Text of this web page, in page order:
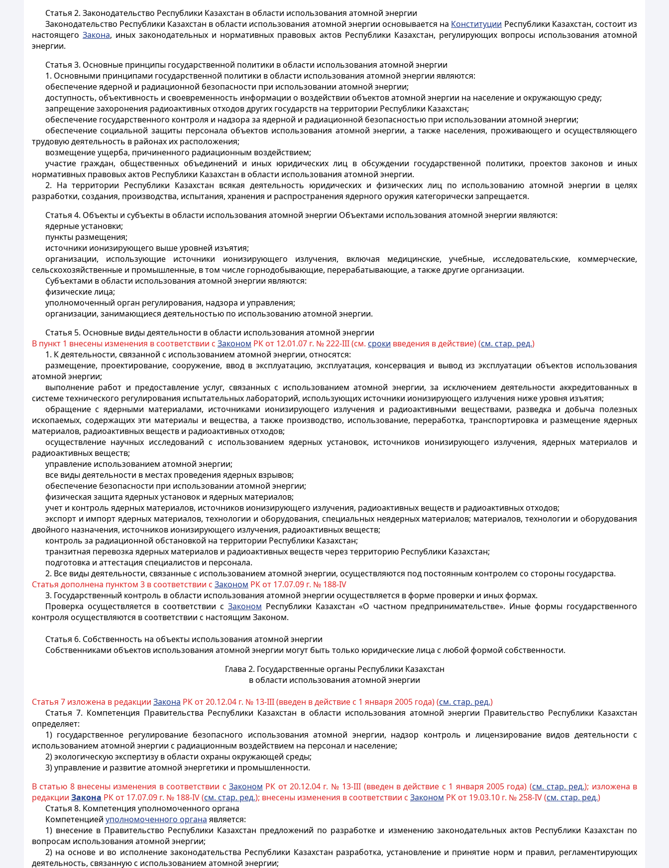
Статья 2. Законодательство Республики Казахстан в области использования атомной энергии
Законодательство Республики Казахстан в области использования атомной энергии основывается на Конституции Республики Казахстан, состоит из
настоящегоЗакона, иных законодательных и нормативных правовых актов Республики Казахстан, регулирующих вопросы использования атомной
энергии.
Статья 3. Основные принципы государственной политики в области использования атомной энергии
1. Основными принципами государственной политики в области использования атомной энергии являются:
обеспечение ядерной и радиационной безопасности при использовании атомной энергии;
доступность, объективность и своевременность информации о воздействии объектов атомной энергии на население и окружающую среду;
запрещение захоронения радиоактивных отходов других государств на территории Республики Казахстан;
обеспечение государственного контроля и надзора за ядерной и радиационной безопасностью при использовании атомной энергии;
обеспечение социальной защиты персонала объектов использования атомной энергии, а также населения, проживающего и осуществляющего
трудовую деятельность в районах их расположения;
возмещение ущерба, причиненного радиационным воздействием;
участие граждан, общественных объединений и иных юридических лиц в обсуждении государственной политики, проектов законов и иных
нормативных правовых актов Республики Казахстан в области использования атомной энергии.
2. На территории Республики Казахстан всякая деятельность юридических и физических лиц по использованию атомной энергии в целях
разработки, создания, производства, испытания, хранения и распространения ядерного оружия категорически запрещается.
Статья 4. Объекты и субъекты в области использования атомной энергии Объектами использования атомной энергии являются:
ядерные установки;
пункты размещения;
источники ионизирующего выше уровней изъятия;
организации, использующие источники ионизирующего излучения, включая медицинские, учебные, исследовательские, коммерческие,
сельскохозяйственные и промышленные, в том числе горнодобывающие, перерабатывающие, а также другие организации.
Субъектами в области использования атомной энергии являются:
физические лица;
уполномоченный орган регулирования, надзора и управления;
организации, занимающиеся деятельностью по использованию атомной энергии.
Статья 5. Основные виды деятельности в области использования атомной энергии
В пункт 1 внесены изменения в соответствии с Законом РК от 12.01.07 г. № 222-III (см. сроки введения в действие) (см. стар. ред.)
1. К деятельности, связанной с использованием атомной энергии, относятся:
размещение, проектирование, сооружение, ввод в эксплуатацию, эксплуатация, консервация и вывод из эксплуатации объектов использования
атомной энергии;
выполнение работ и предоставление услуг, связанных с использованием атомной энергии, за исключением деятельности аккредитованных в
системе технического регулирования испытательных лабораторий, использующих источники ионизирующего излучения ниже уровня изъятия;
обращение с ядерными материалами, источниками ионизирующего излучения и радиоактивными веществами, разведка и добыча полезных
ископаемых, содержащих эти материалы и вещества, а также производство, использование, переработка, транспортировка и размещение ядерных
материалов, радиоактивных веществ и радиоактивных отходов;
осуществление научных исследований с использованием ядерных установок, источников ионизирующего излучения, ядерных материалов и
радиоактивных веществ;
управление использованием атомной энергии;
все виды деятельности в местах проведения ядерных взрывов;
обеспечение безопасности при использовании атомной энергии;
физическая защита ядерных установок и ядерных материалов;
учет и контроль ядерных материалов, источников ионизирующего излучения, радиоактивных веществ и радиоактивных отходов;
экспорт и импорт ядерных материалов, технологии и оборудования, специальных неядерных материалов; материалов, технологии и оборудования
двойного назначения, источников ионизирующего излучения, радиоактивных веществ;
контроль за радиационной обстановкой на территории Республики Казахстан;
транзитная перевозка ядерных материалов и радиоактивных веществ через территорию Республики Казахстан;
подготовка и аттестация специалистов и персонала.
2. Все виды деятельности, связанные с использованием атомной энергии, осуществляются под постоянным контролем со стороны государства.
Статья дополнена пунктом 3 в соответствии с Законом РК от 17.07.09 г. № 188-IV
3. Государственный контроль в области использования атомной энергии осуществляется в форме проверки и иных формах.
Проверка осуществляется в соответствии сЗаконом Республики Казахстан «О частном предпринимательстве». Иные формы государственного
контроля осуществляются в соответствии с настоящим Законом.
Статья 6. Собственность на объекты использования атомной энергии
Собственниками объектов использования атомной энергии могут быть только юридические лица с любой формой собственности.
Глава 2. Государственные органы Республики Казахстан
в области использования атомной энергии
Статья 7 изложена в редакции Закона РК от 20.12.04 г. № 13-III (введен в действие с 1 января 2005 года) (см. стар. ред.)
Статья 7. Компетенция Правительства Республики Казахстан в области использования атомной энергии Правительство Республики Казахстан
определяет:
1) государственное регулирование безопасного использования атомной энергии, надзор контроль и лицензирование видов деятельности с
использованием атомной энергии с радиационным воздействием на персонал и население;
2) экологическую экспертизу в области охраны окружающей среды;
3) управление и развитие атомной энергетики и промышленности.
В статью 8 внесены изменения в соответствии с Законом РК от 20.12.04 г. № 13-III (введен в действие с 1 января 2005 года) (см. стар. ред.); изложена в
редакции Закона РК от 17.07.09 г. № 188-IV (см. стар. ред.); внесены изменения в соответствии с Законом РК от 19.03.10 г. № 258-IV (см. стар. ред.)
Статья 8. Компетенция уполномоченного органа
Компетенцией уполномоченного органа является:
1) внесение в Правительство Республики Казахстан предложений по разработке и изменению законодательных актов Республики Казахстан по
вопросам использования атомной энергии;
2) на основе и во исполнение законодательства Республики Казахстан разработка, установление и принятие норм и правил, регламентирующих
деятельность, связанную с использованием атомной энергии;